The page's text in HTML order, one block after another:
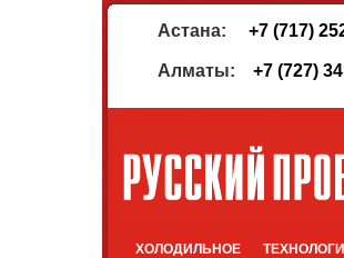
Астана: +7 (717)
Алматы: +7 (727)
ХОЛОДИЛЬНОЕ